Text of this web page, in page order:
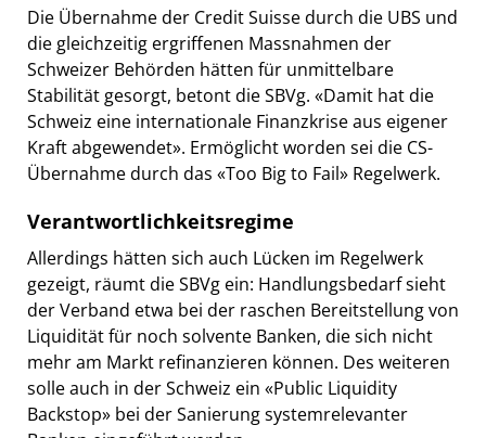
Die Übernahme der Credit Suisse durch die UBS und
die gleichzeitig ergriffenen Massnahmen der
Schweizer Behörden hätten für unmittelbare
Stabilität gesorgt, betont die SBVg. «Damit hat die
Schweiz eine internationale Finanzkrise aus eigener
Kraft abgewendet». Ermöglicht worden sei die CS-
Übernahme durch das «Too Big to Fail» Regelwerk.
Verantwortlichkeitsregime
Allerdings hätten sich auch Lücken im Regelwerk
gezeigt, räumt die SBVg ein: Handlungsbedarf sieht
der Verband etwa bei der raschen Bereitstellung von
Liquidität für noch solvente Banken, die sich nicht
mehr am Markt refinanzieren können. Des weiteren
solle auch in der Schweiz ein «Public Liquidity
Backstop» bei der Sanierung systemrelevanter